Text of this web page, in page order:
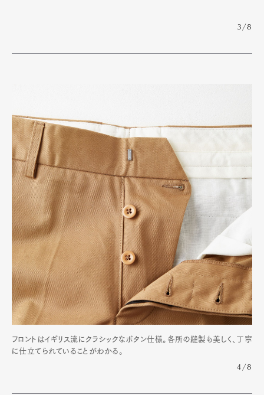
3/8
フロントはイギリス流にクラシックなボタン仕様。各所の縫製も美しく、丁寧
に仕立てられていることがわかる。
4/8